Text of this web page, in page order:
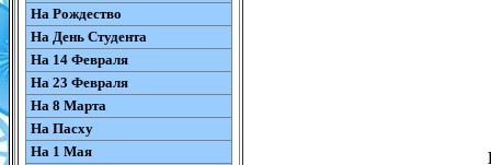
На Рождество
На День Студента
На 14 Февраля
На 23 Февраля
На 8 Марта
На Пасху
На 1 Мая